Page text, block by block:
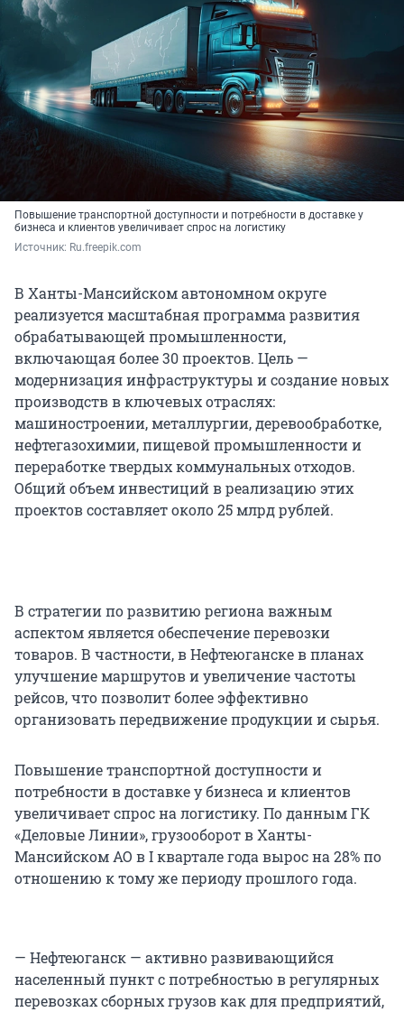
Повышение транспортной доступности и потребности в доставке у
бизнеса и клиентов увеличивает спрос на логистику
Источник: Ru.freepik.com
В Ханты-Мансийском автономном округе
реализуется масштабная программа развития
обрабатывающей промышленности,
включающая более 30 проектов. Цель —
модернизация инфраструктуры и создание новых
производств в ключевых отраслях:
машиностроении, металлургии, деревообработке,
нефтегазохимии, пищевой промышленности и
переработке твердых коммунальных отходов.
Общий объем инвестиций в реализацию этих
проектов составляет около 25 млрд рублей.
В стратегии по развитию региона важным
аспектом является обеспечение перевозки
товаров. В частности, в Нефтеюганске в планах
улучшение маршрутов и увеличение частоты
рейсов, что позволит более эффективно
организовать передвижение продукции и сырья.
Повышение транспортной доступности и
потребности в доставке у бизнеса и клиентов
увеличивает спрос на логистику. По данным ГК
«Деловые Линии», грузооборот в Ханты-
Мансийском АО в I квартале года вырос на 28% по
отношению к тому же периоду прошлого года.
— Нефтеюганск — активно развивающийся
населенный пункт с потребностью в регулярных
перевозках сборных грузов как для предприятий,